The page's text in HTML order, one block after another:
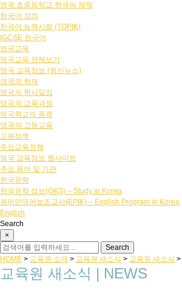
영국 초중등학교 한국어 채택
한국어 강좌
한국어 능력시험 (TOPIK)
IGCSE 한국어
영국교육
영국교육 전체보기
영국 교육정보 (최신뉴스)
영국의 학제
영국의 학사일정
영국의 교육과정
영국학교의 종류
영국의 고등교육
교원정책
주요교육정책
영국 교육정보 웹사이트
주요 용어 및 기관
한국유학
한국유학 정보(GKS) – Study in Korea
원어민영어보조교사(EPIK) – English Program in Korea
English
Search
×
HOME > 교육원 소개 > 교육원 새소식 > 교육원 새소식 >
교육원 새소식 | NEWS